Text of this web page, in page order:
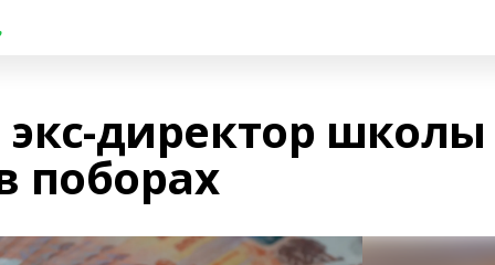
директор школы
поборах